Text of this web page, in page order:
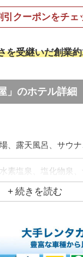
引クーポンをチェ
を受継いだ創業
」のホテル詳細
、露天風呂、サウ
素塩泉、塩化物泉
効果、婦人病、リウマ